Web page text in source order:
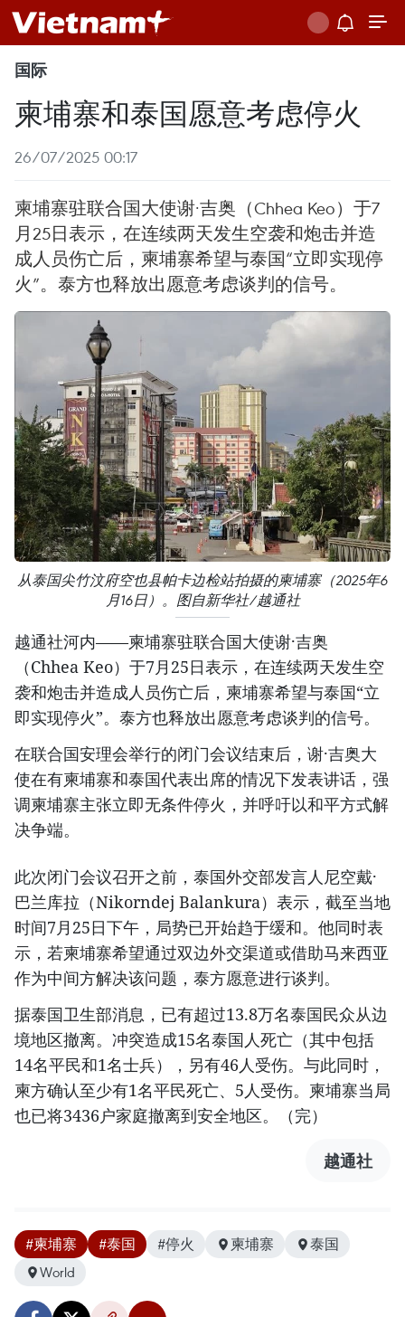
国际
柬埔寨和泰国愿意考虑停火
26/07/2025 00:17
柬埔寨驻联合国大使谢·吉奥（Chhea Keo）于7
月25日表示，在连续两天发生空袭和炮击并造
成人员伤亡后，柬埔寨希望与泰国“立即实现停
火”。泰方也释放出愿意考虑谈判的信号。
从泰国尖竹汶府空也县帕卡边检站拍摄的柬埔寨（2025年6
月16日）。图自新华社/越通社
越通社河内——柬埔寨驻联合国大使谢·吉奥
（Chhea Keo）于7月25日表示，在连续两天发生空
袭和炮击并造成人员伤亡后，柬埔寨希望与泰国“立
即实现停火”。泰方也释放出愿意考虑谈判的信号。
在联合国安理会举行的闭门会议结束后，谢·吉奥大
使在有柬埔寨和泰国代表出席的情况下发表讲话，强
调柬埔寨主张立即无条件停火，并呼吁以和平方式解
决争端。
此次闭门会议召开之前，泰国外交部发言人尼空戴·
巴兰库拉（Nikorndej Balankura）表示，截至当地
时间7月25日下午，局势已开始趋于缓和。他同时表
示，若柬埔寨希望通过双边外交渠道或借助马来西亚
作为中间方解决该问题，泰方愿意进行谈判。
据泰国卫生部消息，已有超过13.8万名泰国民众从边
境地区撤离。冲突造成15名泰国人死亡（其中包括
14名平民和1名士兵），另有46人受伤。与此同时，
柬方确认至少有1名平民死亡、5人受伤。柬埔寨当局
也已将3436户家庭撤离到安全地区。（完）
越通社
#柬埔寨 #泰国 #停火 柬埔寨
泰国
World